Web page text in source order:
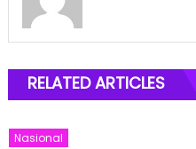
RELATED ARTICLES
Nasional